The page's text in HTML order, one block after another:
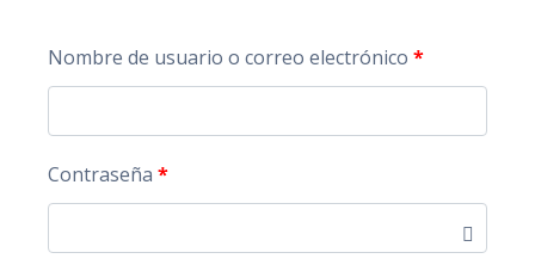
Nombre de usuario o correo electrónico *
Contraseña *